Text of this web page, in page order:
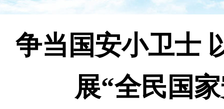
争当国安小卫士
展“全民国